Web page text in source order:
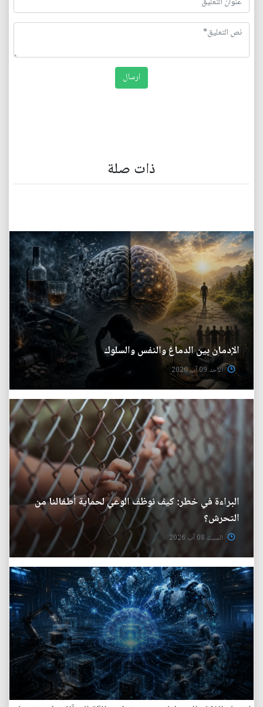
ذات صلة
الإدمان بين الدماغ والنفس والسلوك
الأحد 09 آب 2026
البراءة في خطر: كيف نوظف الوعي لحماية أطفالنا من
التحرش؟
السبت 08 آب 2026